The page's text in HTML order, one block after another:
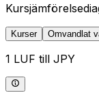
Kurser Omvandlat
1 LUF till JPY